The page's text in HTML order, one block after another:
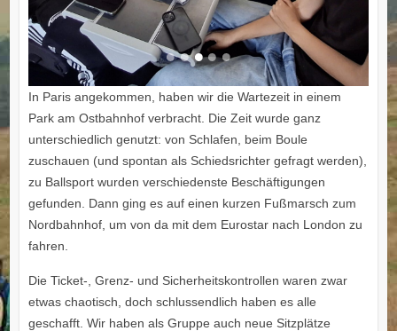
In Paris angekommen, haben wir die Wartezeit in einem
Park am Ostbahnhof verbracht. Die Zeit wurde ganz
unterschiedlich genutzt: von Schlafen, beim Boule
zuschauen (und spontan als Schiedsrichter gefragt werden),
zu Ballsport wurden verschiedenste Beschäftigungen
gefunden. Dann ging es auf einen kurzen Fußmarsch zum
Nordbahnhof, um von da mit dem Eurostar nach London zu
fahren.
Die Ticket-, Grenz- und Sicherheitskontrollen waren zwar
etwas chaotisch, doch schlussendlich haben es alle
geschafft. Wir haben als Gruppe auch neue Sitzplätze